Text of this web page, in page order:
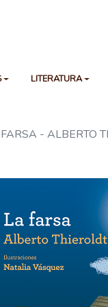
LITERATURA
- ALBERTO